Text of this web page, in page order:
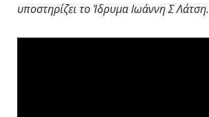
υποστηρίζει το Ίδρυμα Ιωάννη Σ Λάτση.